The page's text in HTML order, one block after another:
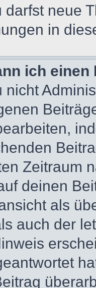
darfst neue
in
ich
nicht
Zeitraum
deinen
als
auch der